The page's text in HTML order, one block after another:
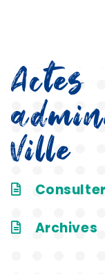
Actes
Ville
Archives